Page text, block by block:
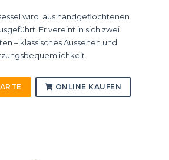
wird aus handgeflochtenen
Er vereint in sich zwei
– klassisches Aussehen und
ONLINE KAUFEN